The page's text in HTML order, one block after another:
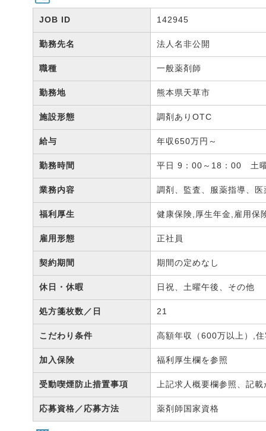
JOB ID 142945
勤務先名 法人名非公開
職種 一般薬剤師
勤務地 熊本県天草市
施設形態 調剤ありOTC
給与 年収650万円～
勤務時間 平日 9：00～18：00 土
業務内容 調剤、監査、服薬指導、
福利厚生 健康保険,厚生年金,雇用保
雇用形態 正社員
契約期間 期間の定めなし
休日・休暇 日祝、土曜午後、その他
処方箋枚数／日 21
こだわり条件 高額年収（600万以上）,
加入保険 福利厚生欄を参照
受動喫煙防止措置事項 上記求人概要欄参照、記
応募資格／応募方法 薬剤師国家資格